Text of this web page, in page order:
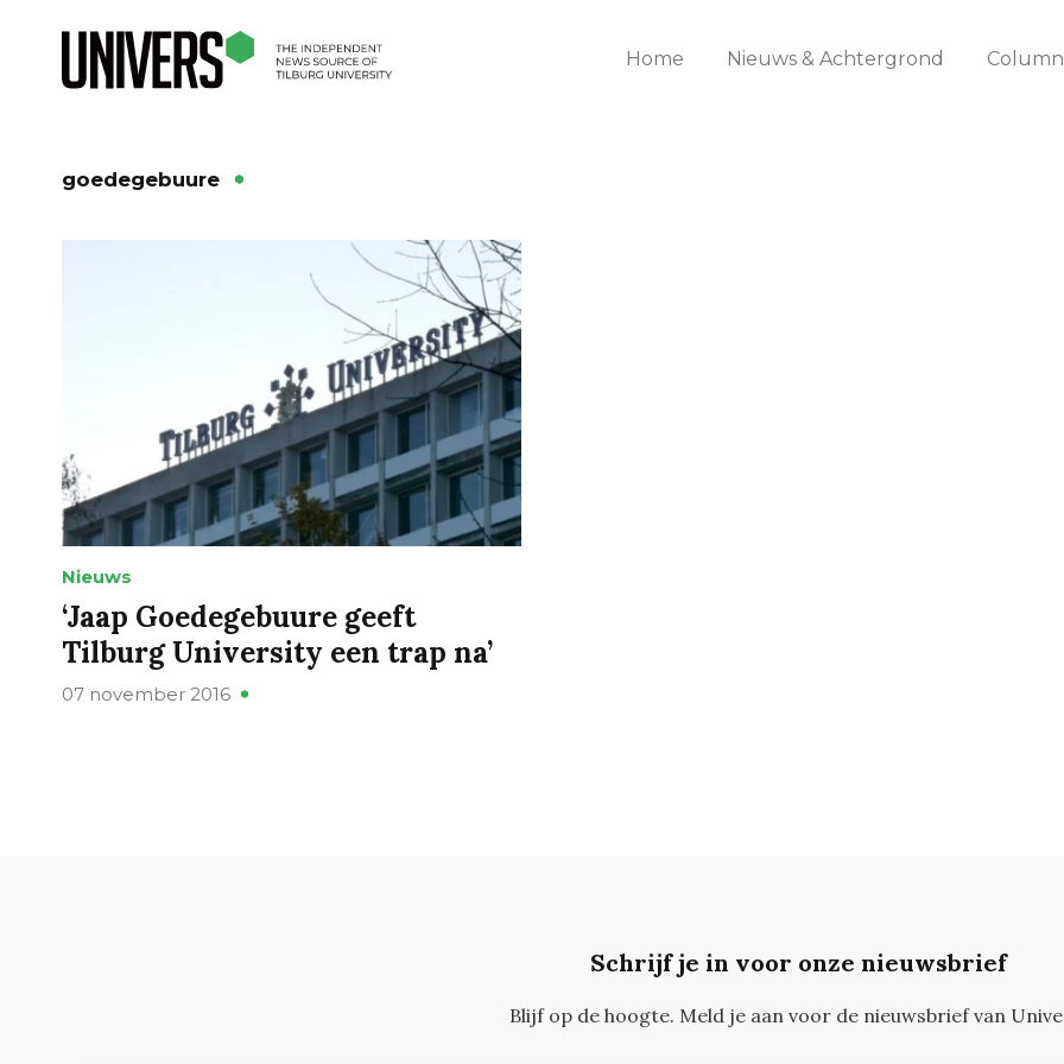
Home Nieuws & Achtergrond
goedegebuure
Nieuws
‘Jaap Goedegebuure geeft
Tilburg University een trap na’
07 november 2016
Schrijf je in voor onze nieuwsbrief
Blijf op de hoogte. Meld je aan voor de nieuwsbrief van